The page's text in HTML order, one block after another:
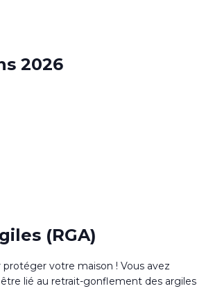
2026
(RGA)
votre maison ! Vous avez
lié au retrait-gonflement des argiles